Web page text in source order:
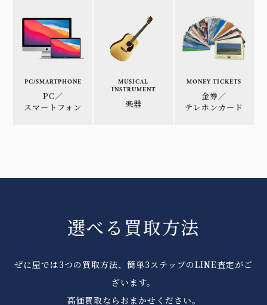
PC/SMARTPHONE
PC／
スマートフォン
MUSICAL
INSTRUMENT
楽器
MONEY TICKETS
金券／
テレホンカード
選べる買取方法
ぜに屋では3つの買取方法、簡単3ステップのLINE査定がご
ざいます。
高価買取ならおまかせください。